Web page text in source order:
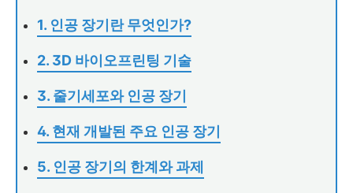
1. 인공 장기란 무엇인가?
2. 3D 바이오프린팅 기술
3. 줄기세포와 인공 장기
4. 현재 개발된 주요 인공 장기
5. 인공 장기의 한계와 과제